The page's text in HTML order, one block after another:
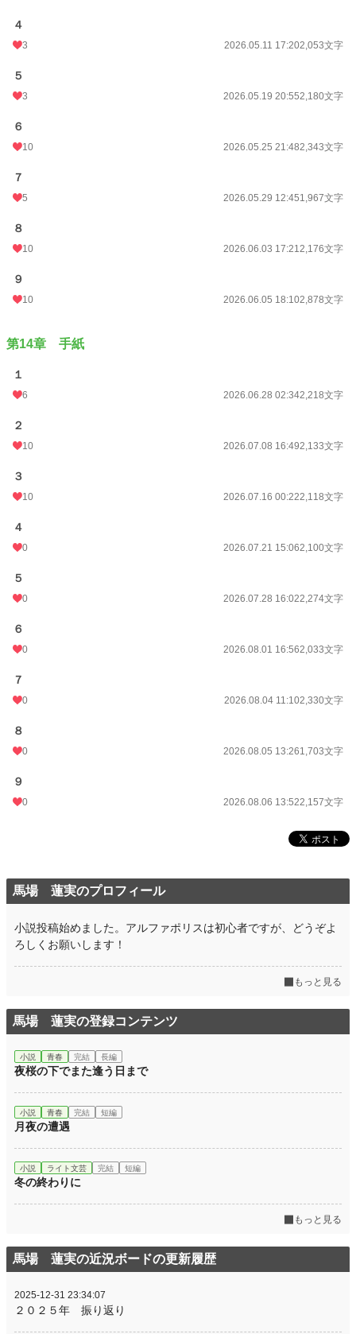
４
3 2026.05.11 17:202,053文字
５
3 2026.05.19 20:552,180文字
６
10 2026.05.25 21:482,343文字
７
5 2026.05.29 12:451,967文字
８
10 2026.06.03 17:212,176文字
９
10 2026.06.05 18:102,878文字
第14章 手紙
１
6 2026.06.28 02:342,218文字
２
10 2026.07.08 16:492,133文字
３
10 2026.07.16 00:222,118文字
４
0 2026.07.21 15:062,100文字
５
0 2026.07.28 16:022,274文字
６
0 2026.08.01 16:562,033文字
７
0 2026.08.04 11:102,330文字
８
0 2026.08.05 13:261,703文字
９
0 2026.08.06 13:522,157文字
馬場 蓮実のプロフィール
小説投稿始めました。アルファポリスは初心者ですが、どうぞよ
ろしくお願いします！
もっと見る
馬場 蓮実の登録コンテンツ
小説 青春 完結 長編
夜桜の下でまた逢う日まで
小説 青春 完結 短編
月夜の遭遇
小説 ライト文芸 完結 短編
冬の終わりに
もっと見る
馬場 蓮実の近況ボードの更新履歴
2025-12-31 23:34:07
２０２５年 振り返り